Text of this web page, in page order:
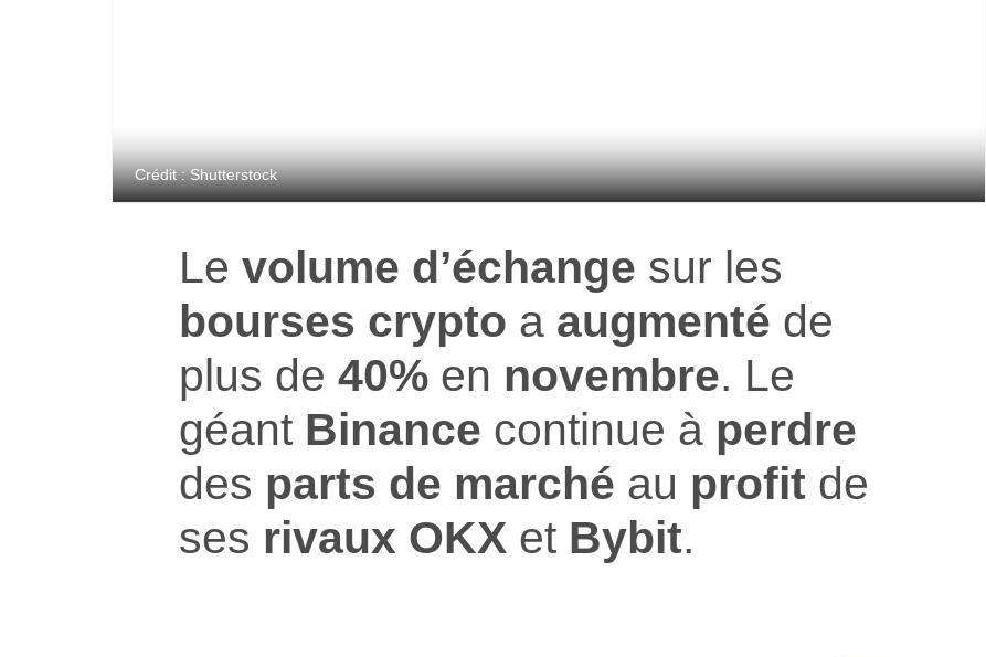
Crédit : Shutterstock
Le volume d’échange sur les
bourses crypto a augmenté de
plus de 40% en novembre. Le
géant Binance continue à perdre
des parts de marché au profit de
ses rivaux OKX et Bybit.